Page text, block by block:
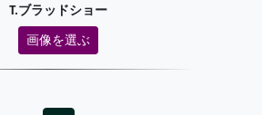
T.ブラッドショー
画像を選ぶ